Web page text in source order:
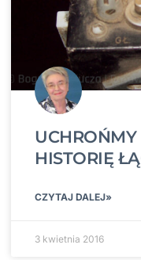
HISTORIĘ
CZYTAJ DALEJ»
3 kwietnia 2016